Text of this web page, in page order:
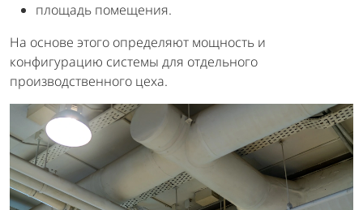
площадь помещения.
На основе этого определяют мощность и
конфигурацию системы для отдельного
производственного цеха.